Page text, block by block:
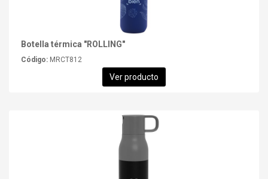
Botella térmica "ROLLING"
Código: MRCT812
Ver producto